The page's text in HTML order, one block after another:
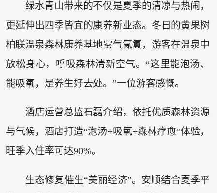
绿水青山带来的不仅是夏季的清凉与热闹，
更延伸出四季皆宜的康养新业态。冬日的黄果树
柏联温泉森林康养基地雾气氤氲，游客在温泉中
放松身心，呼吸森林清新空气。“这里能泡汤、
能吸氧，是养生好去处。”一位游客感慨。
酒店运营总监石磊介绍，依托优质森林资源
与气候，酒店打造“泡汤+吸氧+森林疗愈”体验，
旺季入住率可达90%。
生态修复催生“美丽经济”。安顺结合夏季平